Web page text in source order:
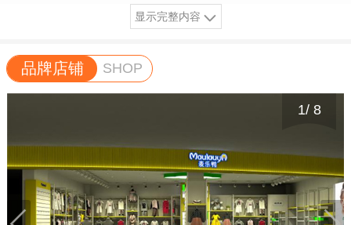
显示完整内容
品牌店铺 SHOP
1/8